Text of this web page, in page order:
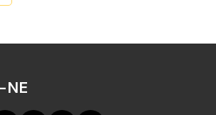
de către agenția TABOO Imobiliare
NE